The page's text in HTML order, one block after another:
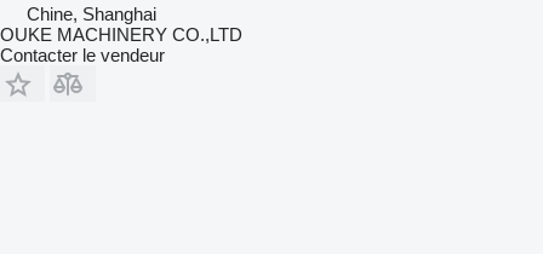
Chine, Shanghai
OUKE MACHINERY CO.,LTD
Contacter le vendeur